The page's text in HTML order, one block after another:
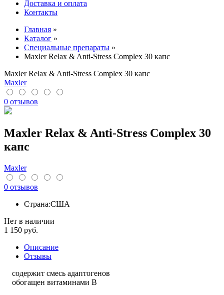
Доставка и оплата
Контакты
Главная »
Каталог »
Специальные препараты »
Maxler Relax & Anti-Stress Complex 30 капс
Maxler Relax & Anti-Stress Complex 30 капс
Maxler
0 отзывов
Maxler Relax & Anti-Stress Complex 30
капс
Maxler
0 отзывов
Страна:США
Нет в наличии
1 150 руб.
Описание
Отзывы
содержит смесь адаптогенов
обогащен витаминами В